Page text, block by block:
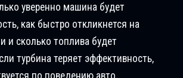
уверенно машина будет
как быстро откликнется на
и сколько топлива будет
турбина теряет эффективность,
по поведению авто.